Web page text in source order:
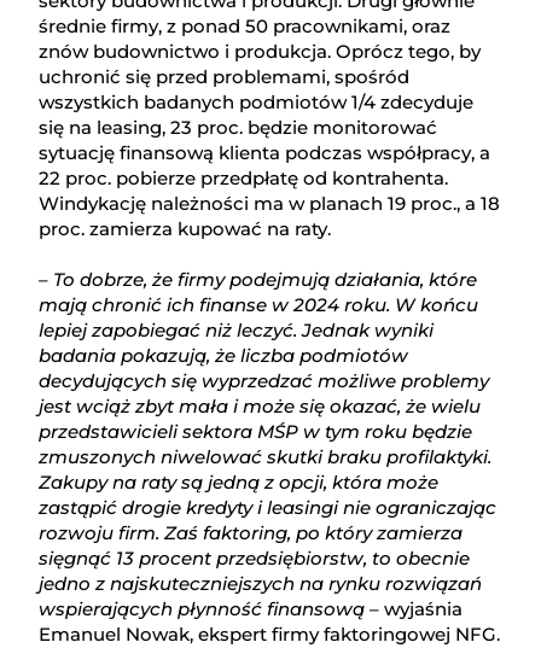
średnie firmy, z ponad 50 pracownikami, oraz
znów budownictwo i produkcja. Oprócz tego, by
uchronić się przed problemami, spośród
wszystkich badanych podmiotów 1/4 zdecyduje
się na leasing, 23 proc. będzie monitorować
sytuację finansową klienta podczas współpracy, a
22 proc. pobierze przedpłatę od kontrahenta.
Windykację należności ma w planach 19 proc., a 18
proc. zamierza kupować na raty.
– To dobrze, że firmy podejmują działania, które
mają chronić ich finanse w 2024 roku. W końcu
lepiej zapobiegać niż leczyć. Jednak wyniki
badania pokazują, że liczba podmiotów
decydujących się wyprzedzać możliwe problemy
jest wciąż zbyt mała i może się okazać, że wielu
przedstawicieli sektora MŚP w tym roku będzie
zmuszonych niwelować skutki braku profilaktyki.
Zakupy na raty są jedną z opcji, która może
zastąpić drogie kredyty i leasingi nie ograniczając
rozwoju firm. Zaś faktoring, po który zamierza
sięgnąć 13 procent przedsiębiorstw, to obecnie
jedno z najskuteczniejszych na rynku rozwiązań
wspierających płynność finansową – wyjaśnia
Emanuel Nowak, ekspert firmy faktoringowej NFG.